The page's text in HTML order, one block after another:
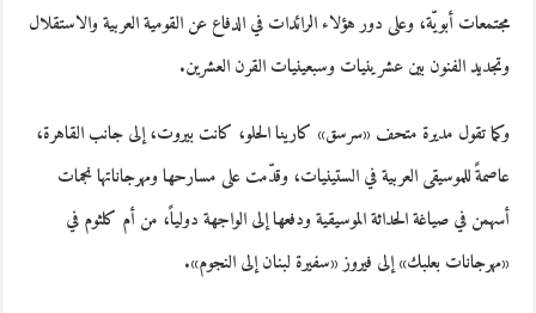
مجتمعات أبويّة، وعلى دور هؤلاء الرائدات في الدفاع عن القومية العربية والاستقلال
وتجديد الفنون بين عشرينيات وسبعينيات القرن العشرين.
وكما تقول مديرة متحف «سرسق» كارينا الحلو، كانت بيروت، إلى جانب القاهرة،
عاصمةً للموسيقى العربية في الستينيات، وقدّمت على مسارحها ومهرجاناتها نجمات
أسهمن في صياغة الحداثة الموسيقية ودفعها إلى الواجهة دولياً، من أم كلثوم في
«مهرجانات بعلبك» إلى فيروز «سفيرة لبنان إلى النجوم».